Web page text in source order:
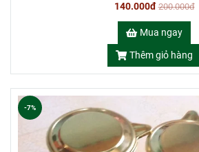
140.000đ 200.000đ
Mua ngay
Thêm giỏ hàng
-7%